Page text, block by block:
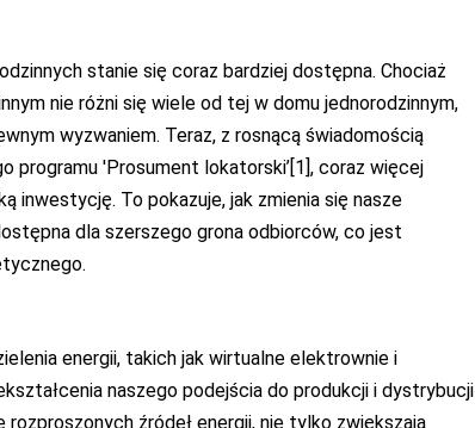
stanie się coraz bardziej dostępna. Chociaż
nie różni się wiele od tej w domu jednorodzinnym,
wyzwaniem. Teraz, z rosnącą świadomością
programu 'Prosument lokatorski’[1], coraz więcej
inwestycję. To pokazuje, jak zmienia się nasze
dla szerszego grona odbiorców, co jest
energii, takich jak wirtualne elektrownie i
naszego podejścia do produkcji i dystrybucji
źródeł energii, nie tylko zwiększają